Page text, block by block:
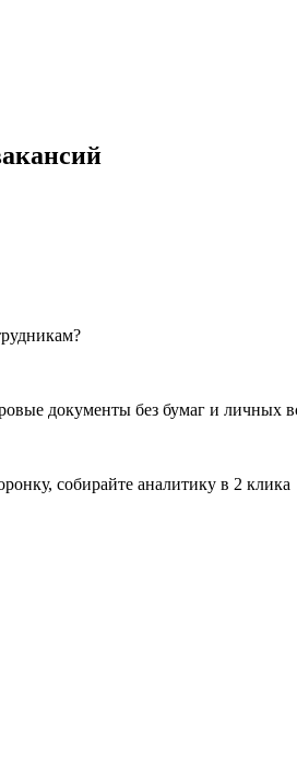
документы без бумаг и личных
собирайте аналитику в 2 клика